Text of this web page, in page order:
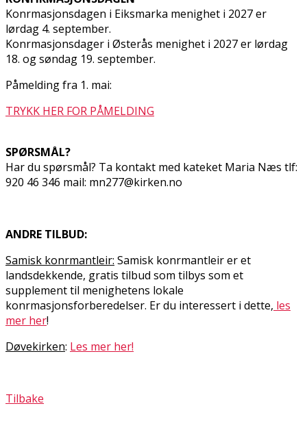
Konfirmasjonsdagen i Eiksmarka menighet i 2027 er
lørdag 4. september.
Konfirmasjonsdager i Østerås menighet i 2027 er lørdag
18. og søndag 19. september.
Påmelding fra 1. mai:
TRYKK HER FOR PÅMELDING
SPØRSMÅL?
Har du spørsmål? Ta kontakt med kateket Maria Næs tlf:
920 46 346 mail: mn277@kirken.no
ANDRE TILBUD:
Samisk konfirmantleir: Samisk konfirmantleir er et
landsdekkende, gratis tilbud som tilbys som et
supplement til menighetens lokale
konfirmasjonsforberedelser. Er du interessert i dette, les
mer her!
Døvekirken: Les mer her!
Tilbake